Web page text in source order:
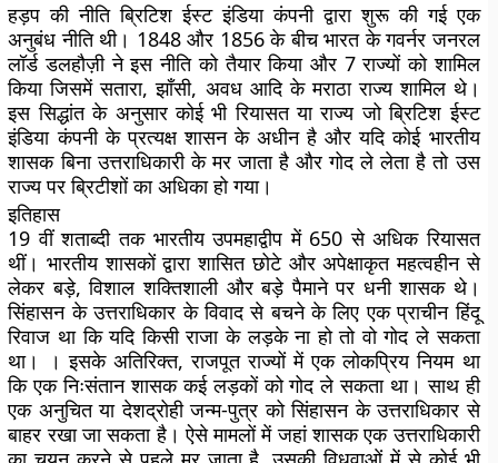
हड़प की नीति ब्रिटिश ईस्ट इंडिया कंपनी द्वारा शुरू की गई एक
अनुबंध नीति थी। 1848 और 1856 के बीच भारत के गवर्नर जनरल
लॉर्ड डलहौज़ी ने इस नीति को तैयार किया और 7 राज्यों को शामिल
किया जिसमें सतारा, झाँसी, अवध आदि के मराठा राज्य शामिल थे।
इस सिद्धांत के अनुसार कोई भी रियासत या राज्य जो ब्रिटिश ईस्ट
इंडिया कंपनी के प्रत्यक्ष शासन के अधीन है और यदि कोई भारतीय
शासक बिना उत्तराधिकारी के मर जाता है और गोद ले लेता है तो उस
राज्य पर ब्रिटीशों का अधिका हो गया।
इतिहास
19 वीं शताब्दी तक भारतीय उपमहाद्वीप में 650 से अधिक रियासत
थीं। भारतीय शासकों द्वारा शासित छोटे और अपेक्षाकृत महत्वहीन से
लेकर बड़े, विशाल शक्तिशाली और बड़े पैमाने पर धनी शासक थे।
सिंहासन के उत्तराधिकार के विवाद से बचने के लिए एक प्राचीन हिंदू
रिवाज था कि यदि किसी राजा के लड़के ना हो तो वो गोद ले सकता
था। । इसके अतिरिक्त, राजपूत राज्यों में एक लोकप्रिय नियम था
कि एक निःसंतान शासक कई लड़कों को गोद ले सकता था। साथ ही
एक अनुचित या देशद्रोही जन्म-पुत्र को सिंहासन के उत्तराधिकार से
बाहर रखा जा सकता है। ऐसे मामलों में जहां शासक एक उत्तराधिकारी